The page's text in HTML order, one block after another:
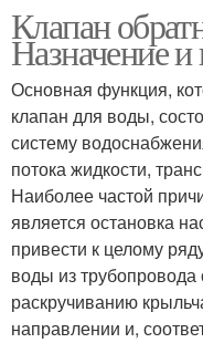
Клапан
Назначение
Основная функция,
клапан для воды,
систему
потока жидкости,
Наиболее частой
является остановка
привести к целому
воды из трубопровода
раскручиванию
направлении и,